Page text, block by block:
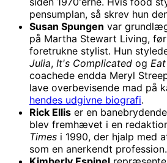
pensumplan, så skrev hun
Susan Spungen var
på Martha Stewart Living,
foretrukne stylist. Hun
Julia, It's Complicated og
coachede endda Meryl
lave overbevisende mad på
hendes udgivne biografi.
Rick Ellis er en
blev fremhævet i en
Times i 1990, der hjalp med
som en anerkendt profession.